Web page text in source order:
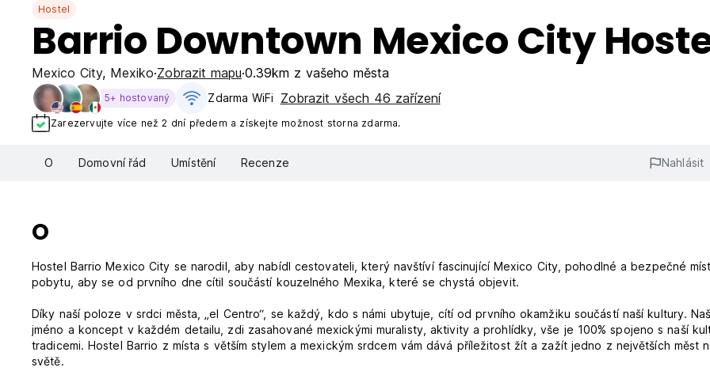
Hostel
Barrio Downtown Mexico City
Mexico City, Mexiko Zobrazit mapu 0.39km z vašeho města
5+ hostovaný Zdarma WiFi Zobrazit všech 46 zařízení
Zarezervujte více než 2 dní předem a získejte možnost storna zdarma.
O Domovní řád Umístění Recenze Nahlásit
O
Hostel Barrio Mexico City se narodil, aby nabídl cestovateli, který navštíví fascinující Mexico City, pohodlné a bezpečné
pobytu, aby se od prvního dne cítil součástí kouzelného Mexika, které se chystá objevit.
Díky naší poloze v srdci města, „el Centro“, se každý, kdo s námi ubytuje, cítí od prvního okamžiku součástí naší kultury.
jméno a koncept v každém detailu, zdi zasahované mexickými muralisty, aktivity a prohlídky, vše je 100% spojeno s naší
tradicemi. Hostel Barrio z místa s větším stylem a mexickým srdcem vám dává příležitost žít a zažít jedno z největších měst
světě.